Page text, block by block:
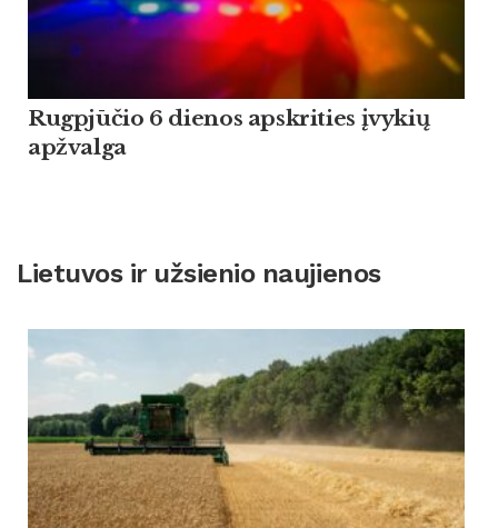
Rugpjūčio 6 dienos apskrities įvykių
apžvalga
Lietuvos ir užsienio naujienos